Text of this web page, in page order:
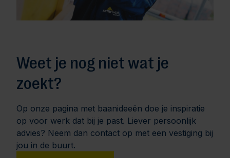
Weet je nog niet wat je
zoekt?
Op onze pagina met baanideeën doe je inspiratie
op voor werk dat bij je past. Liever persoonlijk
advies? Neem dan contact op met een vestiging bij
jou in de buurt.